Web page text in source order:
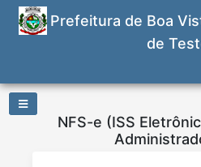
Prefeitura de Boa
de
NFS-e (ISS